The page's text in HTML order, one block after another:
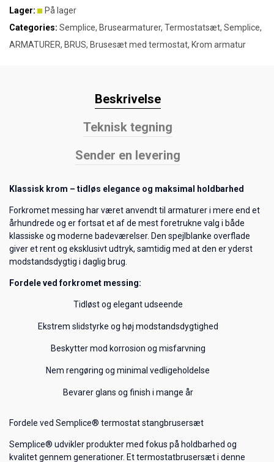
Lager:
På lager
Categories: Semplice, Brusearmaturer, Termostatsæt, Semplice,
ARMATURER, BRUS, Brusesæt med termostat, Krom armatur
Beskrivelse
Teknisk tegning
Sender en levering
Klassisk krom – tidløs elegance og maksimal holdbarhed
Forkromet messing har været anvendt til armaturer i mere end et
århundrede og er fortsat et af de mest foretrukne valg i både
klassiske og moderne badeværelser. Den spejlblanke overflade
giver et rent og eksklusivt udtryk, samtidig med at den er yderst
modstandsdygtig i daglig brug.
Fordele ved forkromet messing:
Tidløst og elegant udseende
Ekstrem slidstyrke og høj modstandsdygtighed
Beskytter mod korrosion og misfarvning
Nem rengøring og minimal vedligeholdelse
Bevarer glans og finish i mange år
Fordele ved Semplice® termostat stangbrusersæt
Semplice® udvikler produkter med fokus på holdbarhed og
kvalitet gennem generationer. Et termostatbrusersæt i denne